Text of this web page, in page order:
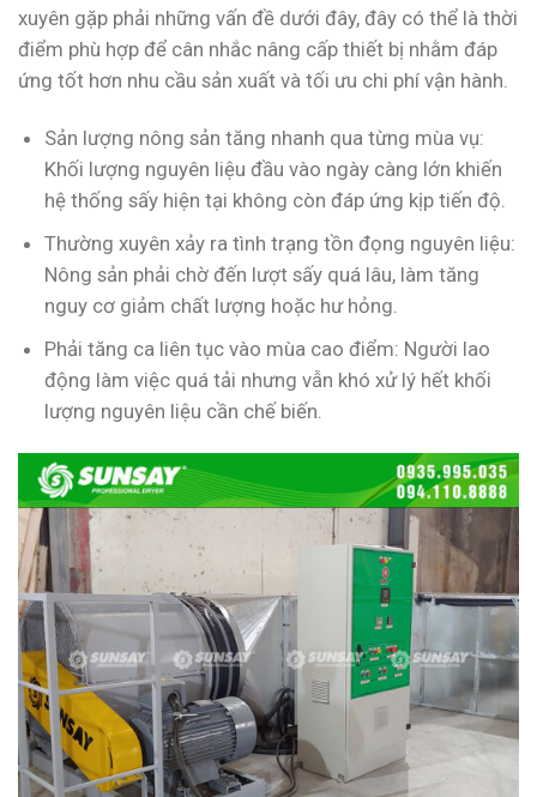
xuyên gặp phải những vấn đề dưới đây, đây có thể là thời
điểm phù hợp để cân nhắc nâng cấp thiết bị nhằm đáp
ứng tốt hơn nhu cầu sản xuất và tối ưu chi phí vận hành.
Sản lượng nông sản tăng nhanh qua từng mùa vụ:
Khối lượng nguyên liệu đầu vào ngày càng lớn khiến
hệ thống sấy hiện tại không còn đáp ứng kịp tiến độ.
Thường xuyên xảy ra tình trạng tồn đọng nguyên liệu:
Nông sản phải chờ đến lượt sấy quá lâu, làm tăng
nguy cơ giảm chất lượng hoặc hư hỏng.
Phải tăng ca liên tục vào mùa cao điểm: Người lao
động làm việc quá tải nhưng vẫn khó xử lý hết khối
lượng nguyên liệu cần chế biến.